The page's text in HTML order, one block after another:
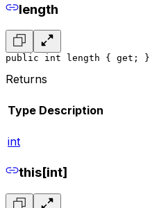
length
public int length { get; }
Returns
Type Description
int
this[int]